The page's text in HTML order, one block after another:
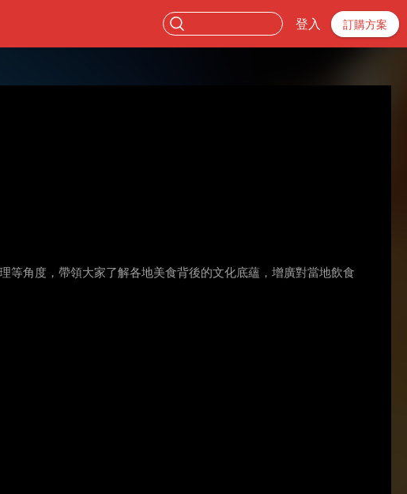
登入 訂購方案
等角度，帶領大家了解各地美食背後的文化底蘊，增廣對當地飲食